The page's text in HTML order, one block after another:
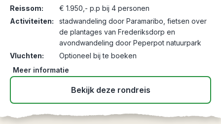
Reissom:
€ 1.950,- p.p bij 4 personen
Activiteiten:
stadwandeling door Paramaribo, fietsen over
de plantages van Frederiksdorp en
avondwandeling door Peperpot natuurpark
Vluchten:
Optioneel bij te boeken
Meer informatie
Bekijk deze rondreis